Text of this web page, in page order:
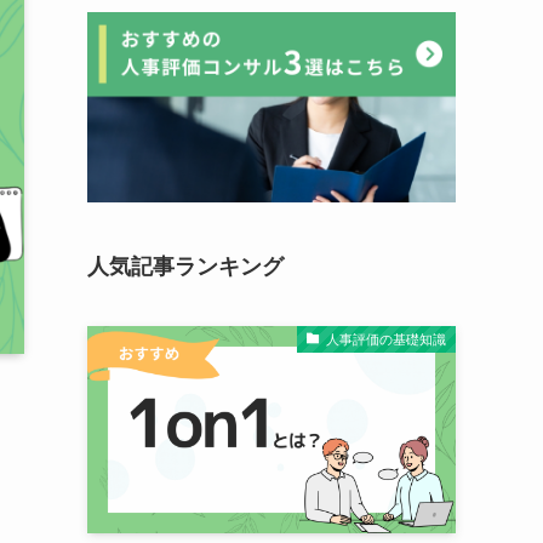
人気記事ランキング
人事評価の基礎知識